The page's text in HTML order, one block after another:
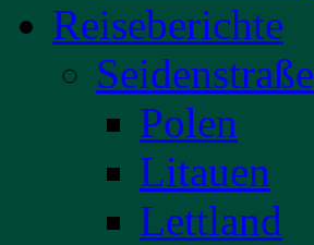
Reiseberichte
Seidenstraße
Polen
Litauen
Lettland